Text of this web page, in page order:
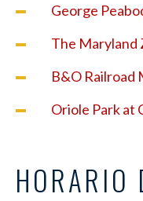
George
The Maryland
B&O Railroad
Oriole Park at
HORARIO